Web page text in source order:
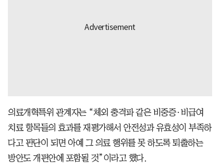
의료개혁특위 관계자는 “체외 충격파 같은 비중증·비급여
치료 항목들의 효과를 재평가해서 안전성과 유효성이 부족하
다고 판단이 되면 아예 그 의료 행위를 못 하도록 퇴출하는
방안도 개편안에 포함될 것”이라고 했다.